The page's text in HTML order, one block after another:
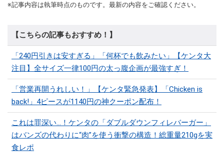
※記事内容は執筆時点のものです。最新の内容をご確認ください。
【こちらの記事もおすすめ！】
「240円引きは安すぎる」「何杯でも飲みたい」【ケンタ大
注目】全サイズ一律100円の太っ腹企画が最強すぎ！
「営業再開うれしい！」【ケンタ緊急発表】「Chicken is
back!」4ピースが1140円の神クーポン配布！
これは罪深い…！ケンタの「ダブルダウンフィレバーガー」
はバンズの代わりに“肉”を使う衝撃の構造！総重量210gを実
食レポ